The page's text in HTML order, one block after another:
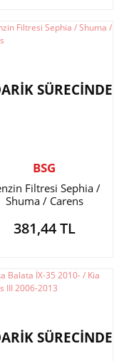
SÜRECİNDE
BSG
Filtresi Sephia /
Shuma / Carens
381,44 TL
SÜRECİNDE